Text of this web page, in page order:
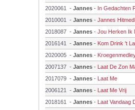
2020061
- Jannes - In Gedachten
2010001
- Jannes - Jannes
2018087 - Jannes - Jou Herken Ik
2016141
- Jannes - Kom Drink 't
2020005 - Jannes -
2007137 - Jannes - Laat De Zon
2017079 - Jannes - Laat Me
2006121
- Jannes - Laat Me Vrij
2018161
- Jannes - Laat Vandaag